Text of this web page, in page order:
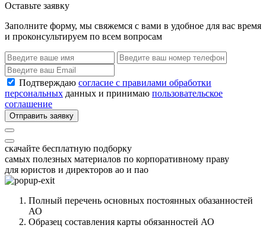
Оставьте заявку
Заполните форму, мы свяжемся с вами в удобное для вас время
и проконсультируем по всем вопросам
Подтверждаю согласие с правилами обработки
персональных данных и принимаю пользовательское
соглашение
Отправить заявку
скачайте бесплатную подборку
самых полезных материалов по корпоративному праву
для юристов и директоров ао и пао
Полный перечень основных постоянных обазанностей
АО
Образец составления карты обязанностей АО